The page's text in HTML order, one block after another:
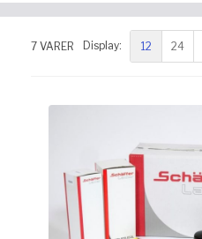
7 VARER Display: 12 24